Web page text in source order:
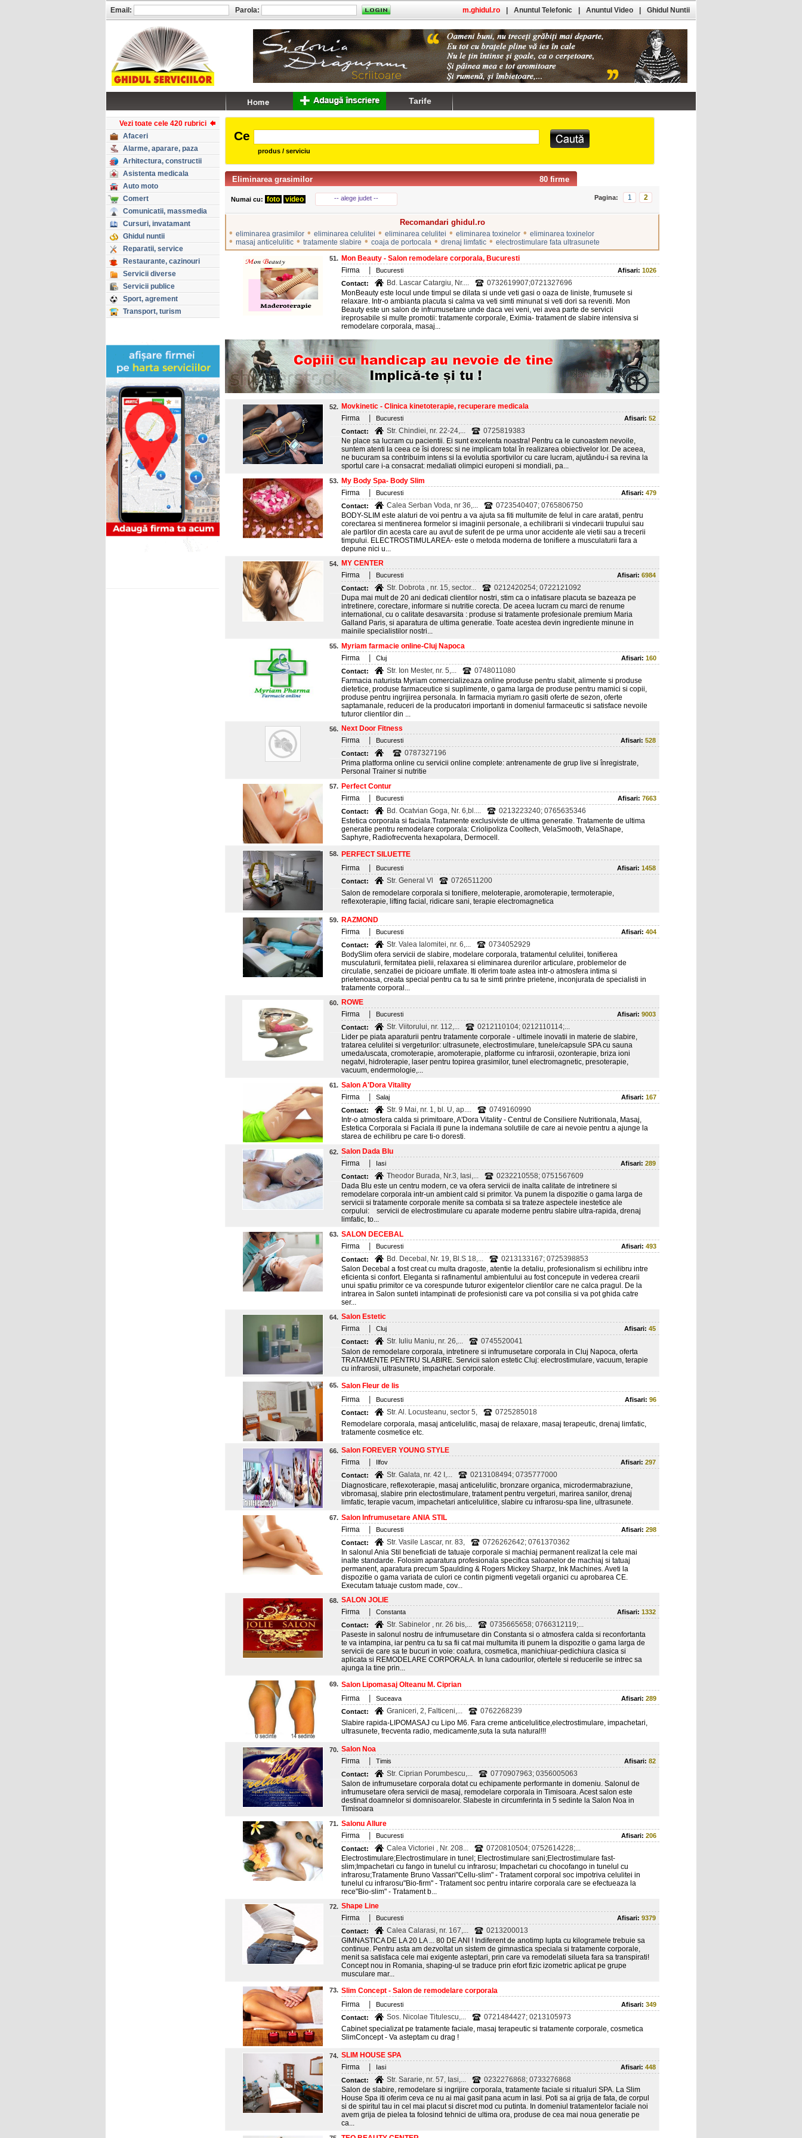
Vezi toate cele 420 rubrici
Afaceri
Alarme, aparare, paza
Arhitectura, constructii
Asistenta medicala
Auto moto
Comert
Comunicatii, massmedia
Cursuri, invatamant
Ghidul nuntii
Reparatii, service
Restaurante, cazinouri
Servicii diverse
Servicii publice
Sport, agrement
Transport, turism
Ce
produs / serviciu
80 firme
Eliminarea grasimilor
Numai cu: foto video -- alege judet -- Pagina: 1 2
Recomandari ghidul.ro
• eliminarea grasimilor • eliminarea celulitei • eliminarea celulitei • eliminarea toxinelor • eliminarea toxinelor
• masaj anticelulitic • tratamente slabire • coaja de portocala • drenaj limfatic • electrostimulare fata ultrasunete
51. Mon Beauty - Salon remodelare corporala, Bucuresti
Firma
Bucuresti Afisari: 1026
Contact:
Bd. Lascar Catargiu, Nr....
0732619907;0721327696
MonBeauty este locul unde timpul se dilata si unde veti gasi o oaza de liniste, frumusete si
relaxare. Intr-o ambianta placuta si calma va veti simti minunat si veti dori sa reveniti. Mon
Beauty este un salon de infrumusetare unde daca vei veni, vei avea parte de servicii
ireprosabile si multe promotii: tratamente corporale, Eximia- tratament de slabire intensiva si
remodelare corporala, masaj...
52. Movkinetic - Clinica kinetoterapie, recuperare medicala
Firma
Bucuresti Afisari: 52
Contact:
Str. Chindiei, nr. 22-24,...
0725819383
Ne place sa lucram cu pacientii. Ei sunt excelenta noastra! Pentru ca le cunoastem nevoile,
suntem atenti la ceea ce îsi doresc si ne implicam total în realizarea obiectivelor lor. De aceea,
ne bucuram sa contribuim intens si la evolutia sportivilor cu care lucram, ajutându-i sa revina la
sportul care i-a consacrat: medaliati olimpici europeni si mondiali, pa...
53. My Body Spa- Body Slim
Firma
Bucuresti Afisari: 479
Contact:
Calea Serban Voda, nr 36,...
0723540407; 0765806750
BODY-SLIM este alaturi de voi pentru a va ajuta sa fiti multumite de felul in care aratati, pentru
corectarea si mentinerea formelor si imaginii personale, a echilibrarii si vindecarii trupului sau
ale partilor din acesta care au avut de suferit de pe urma unor accidente ale vietii sau a trecerii
timpului. ELECTROSTIMULAREA- este o metoda moderna de tonifiere a musculaturii fara a
depune nici u...
54. MY CENTER
Firma
Bucuresti Afisari: 6984
Contact:
Str. Dobrota , nr. 15, sector...
0212420254; 0722121092
Dupa mai mult de 20 ani dedicati clientilor nostri, stim ca o infatisare placuta se bazeaza pe
intretinere, corectare, informare si nutritie corecta. De aceea lucram cu marci de renume
international, cu o calitate desavarsita : produse si tratamente profesionale premium Maria
Galland Paris, si aparatura de ultima generatie. Toate acestea devin ingrediente minune in
mainile specialistilor nostri...
55. Myriam farmacie online-Cluj Napoca
Firma
Cluj Afisari: 160
Contact:
Str. Ion Mester, nr. 5,...
0748011080
Farmacia naturista Myriam comercializeaza online produse pentru slabit, alimente si produse
dietetice, produse farmaceutice si suplimente, o gama larga de produse pentru mamici si copii,
produse pentru ingrijirea personala. In farmacia myriam.ro gasiti oferte de sezon, oferte
saptamanale, reduceri de la producatori importanti in domeniul farmaceutic si satisface nevoile
tuturor clientilor din ...
56. Next Door Fitness
Firma
Bucuresti Afisari: 528
Contact:
0787327196
Prima platforma online cu servicii online complete: antrenamente de grup live si înregistrate,
Personal Trainer si nutritie
57. Perfect Contur
Firma
Bucuresti Afisari: 7663
Contact:
Bd. Ocatvian Goga, Nr. 6,bl....
0213223240; 0765635346
Estetica corporala si faciala.Tratamente exclusiviste de ultima generatie. Tratamente de ultima
generatie pentru remodelare corporala: Criolipoliza Cooltech, VelaSmooth, VelaShape,
Saphyre, Radiofrecventa hexapolara, Dermocell.
58. PERFECT SILUETTE
Firma
Bucuresti Afisari: 1458
Contact:
Str. General Vl
0726511200
Salon de remodelare corporala si tonifiere, meloterapie, aromoterapie, termoterapie,
reflexoterapie, lifting facial, ridicare sani, terapie electromagnetica
59. RAZMOND
Firma
Bucuresti Afisari: 404
Contact:
Str. Valea Ialomitei, nr. 6,...
0734052929
BodySlim ofera servicii de slabire, modelare corporala, tratamentul celulitei, tonifierea
musculaturii, fermitatea pielii, relaxarea si eliminarea durerilor articulare, problemelor de
circulatie, senzatiei de picioare umflate. Iti oferim toate astea intr-o atmosfera intima si
prietenoasa, creata special pentru ca tu sa te simti printre prietene, inconjurata de specialisti in
tratamente corporal...
60. ROWE
Firma
Bucuresti Afisari: 9003
Contact:
Str. Viitorului, nr. 112,...
0212110104; 0212110114;...
Lider pe piata aparaturii pentru tratamente corporale - ultimele inovatii in materie de slabire,
tratarea celulitei si vergeturilor: ultrasunete, electrostimulare, tunele/capsule SPA cu sauna
umeda/uscata, cromoterapie, aromoterapie, platforme cu infrarosii, ozonterapie, briza ioni
negatvi, hidroterapie, laser pentru topirea grasimilor, tunel electromagnetic, presoterapie,
vacuum, endermologie,...
61. Salon A'Dora Vitality
Firma
Salaj Afisari: 167
Contact:
Str. 9 Mai, nr. 1, bl. U, ap....
0749160990
Intr-o atmosfera calda si primitoare, A'Dora Vitality - Centrul de Consiliere Nutritionala, Masaj,
Estetica Corporala si Faciala iti pune la indemana solutiile de care ai nevoie pentru a ajunge la
starea de echilibru pe care ti-o doresti.
62. Salon Dada Blu
Firma
Iasi Afisari: 289
Contact:
Theodor Burada, Nr.3, Iasi,...
0232210558; 0751567609
Dada Blu este un centru modern, ce va ofera servicii de inalta calitate de intretinere si
remodelare corporala intr-un ambient cald si primitor. Va punem la dispozitie o gama larga de
servicii si tratamente corporale menite sa combata si sa trateze aspectele inestetice ale
corpului: servicii de electrostimulare cu aparate moderne pentru slabire ultra-rapida, drenaj
limfatic, to...
63. SALON DECEBAL
Firma
Bucuresti Afisari: 493
Contact:
Bd. Decebal, Nr. 19, Bl.S 18,...
0213133167; 0725398853
Salon Decebal a fost creat cu multa dragoste, atentie la detaliu, profesionalism si echilibru intre
eficienta si confort. Eleganta si rafinamentul ambientului au fost concepute in vederea crearii
unui spatiu primitor ce va corespunde tuturor exigentelor clientilor care ne calca pragul. De la
intrarea in Salon sunteti intampinati de profesionisti care va pot consilia si va pot ghida catre
ser...
64. Salon Estetic
Firma
Cluj Afisari: 45
Contact:
Str. Iuliu Maniu, nr. 26,...
0745520041
Salon de remodelare corporala, intretinere si infrumusetare corporala in Cluj Napoca, oferta
TRATAMENTE PENTRU SLABIRE. Servicii salon estetic Cluj: electrostimulare, vacuum, terapie
cu infrarosii, ultrasunete, impachetari corporale.
65. Salon Fleur de lis
Firma
Bucuresti Afisari: 96
Contact:
Str. Al. Locusteanu, sector 5,
0725285018
Remodelare corporala, masaj anticelulitic, masaj de relaxare, masaj terapeutic, drenaj limfatic,
tratamente cosmetice etc.
66. Salon FOREVER YOUNG STYLE
Firma
Ilfov Afisari: 297
Contact:
Str. Galata, nr. 42 I,...
0213108494; 0735777000
Diagnosticare, reflexoterapie, masaj anticelulitic, bronzare organica, microdermabraziune,
vibromasaj, slabire prin electostimulare, tratament pentru vergeturi, marirea sanilor, drenaj
limfatic, terapie vacum, impachetari anticelulitice, slabire cu infrarosu-spa line, ultrasunete.
67. Salon Infrumusetare ANIA STIL
Firma
Bucuresti Afisari: 298
Contact:
Str. Vasile Lascar, nr. 83,
0726262642; 0761370362
In salonul Ania Stil beneficiati de tatuaje corporale si machiaj permanent realizat la cele mai
inalte standarde. Folosim aparatura profesionala specifica saloanelor de machiaj si tatuaj
permanent, aparatura precum Spaulding & Rogers Mickey Sharpz, Ink Machines. Aveti la
dispozitie o gama variata de culori ce contin pigmenti vegetali organici cu aprobarea CE.
Executam tatuaje custom made, cov...
68. SALON JOLIE
Firma
Constanta Afisari: 1332
Contact:
Str. Sabinelor , nr. 26 bis,...
0735665658; 0766312119;...
Paseste in salonul nostru de infrumusetare din Constanta si o atmosfera calda si reconfortanta
te va intampina, iar pentru ca tu sa fii cat mai multumita iti punem la dispozitie o gama larga de
servicii de care sa te bucuri in voie: coafura, cosmetica, manichiuar-pedichiura clasica si
aplicata si REMODELARE CORPORALA. In luna cadourilor, ofertele si reducerile se intrec sa
ajunga la tine prin...
69. Salon Lipomasaj Olteanu M. Ciprian
Firma
Suceava Afisari: 289
Contact:
Graniceri, 2, Falticeni,...
0762268239
Slabire rapida-LIPOMASAJ cu Lipo M6. Fara creme anticelulitice,electrostimulare, impachetari,
ultrasunete, frecventa radio, medicamente,suta la suta natural!!!
70. Salon Noa
Firma
Timis Afisari: 82
Contact:
Str. Ciprian Porumbescu,...
0770907963; 0356005063
Salon de infrumusetare corporala dotat cu echipamente performante in domeniu. Salonul de
infrumusetare ofera servicii de masaj, remodelare corporala in Timisoara. Acest salon este
destinat doamnelor si domnisoarelor. Slabeste in circumferinta in 5 sedinte la Salon Noa in
Timisoara
71. Salonu Allure
Firma
Bucuresti Afisari: 206
Contact:
Calea Victoriei , Nr. 208...
0720810504; 0752614228;...
Electrostimulare;Electrostimulare in tunel; Electrostimulare sani;Electrostimulare fast-
slim;Impachetari cu fango in tunelul cu infrarosu; Impachetari cu chocofango in tunelul cu
infrarosu;Tratamente Bruno Vassari"Cellu-slim" - Tratament corporal soc impotriva celulitei in
tunelul cu infrarosu"Bio-firm" - Tratament soc pentru intarire corporala care se efectueaza la
rece"Bio-slim" - Tratament b...
72. Shape Line
Firma
Bucuresti Afisari: 9379
Contact:
Calea Calarasi, nr. 167,...
0213200013
GIMNASTICA DE LA 20 LA ... 80 DE ANI ! Indiferent de anotimp lupta cu kilogramele trebuie sa
continue. Pentru asta am dezvoltat un sistem de gimnastica speciala si tratamente corporale,
menit sa satisfaca cele mai exigente asteptari, prin care va remodelati silueta fara sa transpirati!
Concept nou in Romania, shaping-ul se traduce prin efort fizic izometric aplicat pe grupe
musculare mar...
73. Slim Concept - Salon de remodelare corporala
Firma
Bucuresti Afisari: 349
Contact:
Sos. Nicolae Titulescu,...
0721484427; 0213105973
Cabinet specializat pe tratamente faciale, masaj terapeutic si tratamente corporale, cosmetica
SlimConcept - Va asteptam cu drag !
74. SLIM HOUSE SPA
Firma
Iasi Afisari: 448
Contact:
Str. Sararie, nr. 57, Iasi,...
0232276868; 0733276868
Salon de slabire, remodelare si ingrijire corporala, tratamente faciale si ritualuri SPA. La Slim
House Spa iti oferim ceva ce nu ai mai gasit pana acum in Iasi. Poti sa ai grija de fata, de corpul
si de spiritul tau in cel mai placut si discret mod cu putinta. In domeniul tratamentelor faciale noi
avem grija de pielea ta folosind tehnici de ultima ora, produse de cea mai noua generatie pe
ca...
Email: Parola: m.ghidul.ro Anuntul Telefonic Anuntul Video Ghidul Nuntii
Tarife